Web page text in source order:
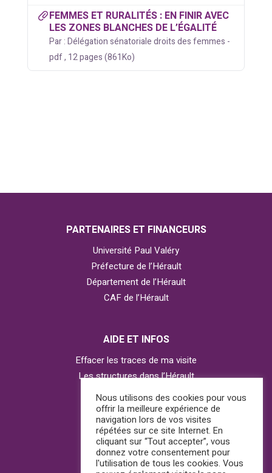
FEMMES ET RURALITÉS : EN FINIR AVEC
LES ZONES BLANCHES DE L’ÉGALITÉ
Par : Délégation sénatoriale droits des femmes -
pdf , 12 pages (861Ko)
PARTENAIRES ET FINANCEURS
Université Paul Valéry
Préfecture de l’Hérault
Département de l’Hérault
CAF de l’Hérault
AIDE ET INFOS
Effacer les traces de ma visite
Les structures dans l’Hérault
Contacter l’Observatoire
AGIR
J’ai besoin d’aide
Nous utilisons des cookies pour vous
offrir la meilleure expérience de
navigation lors de vos visites
répétées sur ce site Internet. En
cliquant sur “Tout accepter”, vous
donnez votre consentement pour
l'utilisation de tous les cookies. Vous